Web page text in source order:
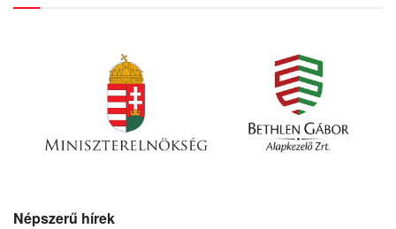
Népszerű hírek